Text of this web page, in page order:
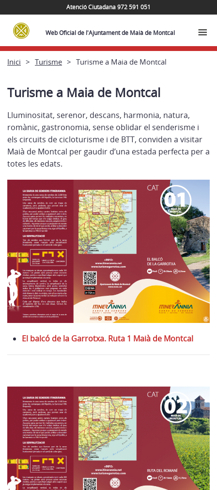
Atenció Ciutadana 972 591 051
Web Oficial de l'Ajuntament de Maià de Montcal
Inici Turisme Turisme a Maia de Montcal
Turisme a Maia de Montcal
Lluminositat, serenor, descans, harmonia, natura,
romànic, gastronomia, sense oblidar el senderisme i
els circuits de cicloturisme i de BTT, conviden a visitar
Maià de Montcal per gaudir d’una estada perfecta per a
totes les edats.
El balcó de la Garrotxa. Ruta 1 Maià de Montcal